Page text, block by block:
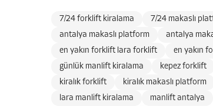
7/24 forklift kiralama 7/24 makaslı
antalya makaslı platform
antalya
en yakın forklift lara forklift
en yakın
günlük manlift kiralama
kepez forklift
kiralık forklift
kiralık makaslı platform
lara manlift kiralama
manlift antalya